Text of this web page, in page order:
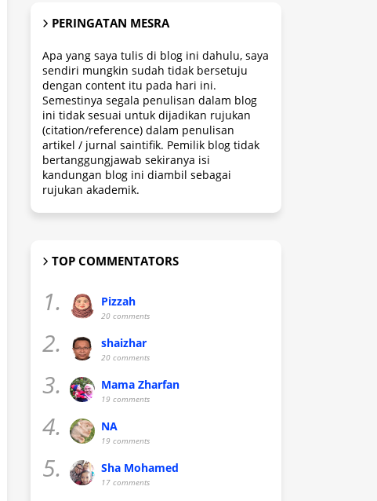
PERINGATAN MESRA
Apa yang saya tulis di blog ini dahulu, saya
sendiri mungkin sudah tidak bersetuju
dengan content itu pada hari ini.
Semestinya segala penulisan dalam blog
ini tidak sesuai untuk dijadikan rujukan
(citation/reference) dalam penulisan
artikel / jurnal saintifik. Pemilik blog tidak
bertanggungjawab sekiranya isi
kandungan blog ini diambil sebagai
rujukan akademik.
TOP COMMENTATORS
1. Pizzah
20 comments
2. shaizhar
20 comments
3. Mama Zharfan
19 comments
4. NA
19 comments
5. Sha Mohamed
17 comments